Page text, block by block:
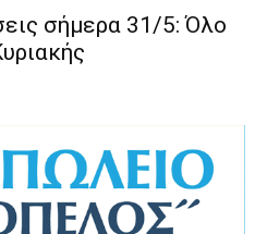
σήμερα 31/5: Όλο